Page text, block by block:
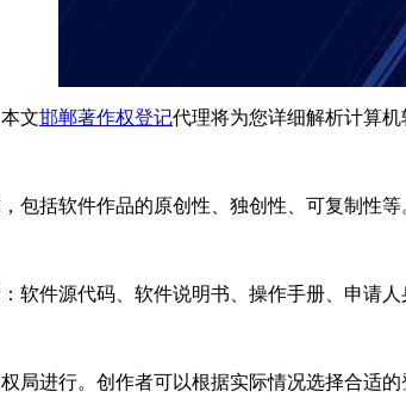
文邯郸著作权登记代理将为您详细解析计算
包括软件作品的原创性、独创性、可复制性
软件源代码、软件说明书、操作手册、申请
局进行。创作者可以根据实际情况选择合适